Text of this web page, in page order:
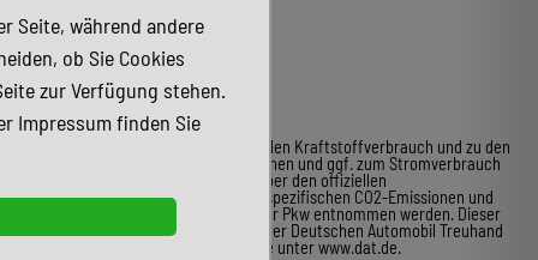
* Weitere Informationen zum offiziellen Kraftstoffverbrauch und zu den
offiziellen spezifischen CO2-Emissionen und ggf. zum Stromverbrauch
neuer Pkw können dem Leitfaden über den offiziellen
Kraftstoffverbrauch, die offiziellen spezifischen CO2-Emissionen und
den offiziellen Stromverbrauch neuer Pkw entnommen werden. Dieser
ist an allen Verkaufsstellen und bei der Deutschen Automobil Treuhand
GmbH unentgeltlich erhältlich, sowie unter www.dat.de.
Seite, während andere
ob Sie Cookies
zur Verfügung stehen.
Impressum finden Sie